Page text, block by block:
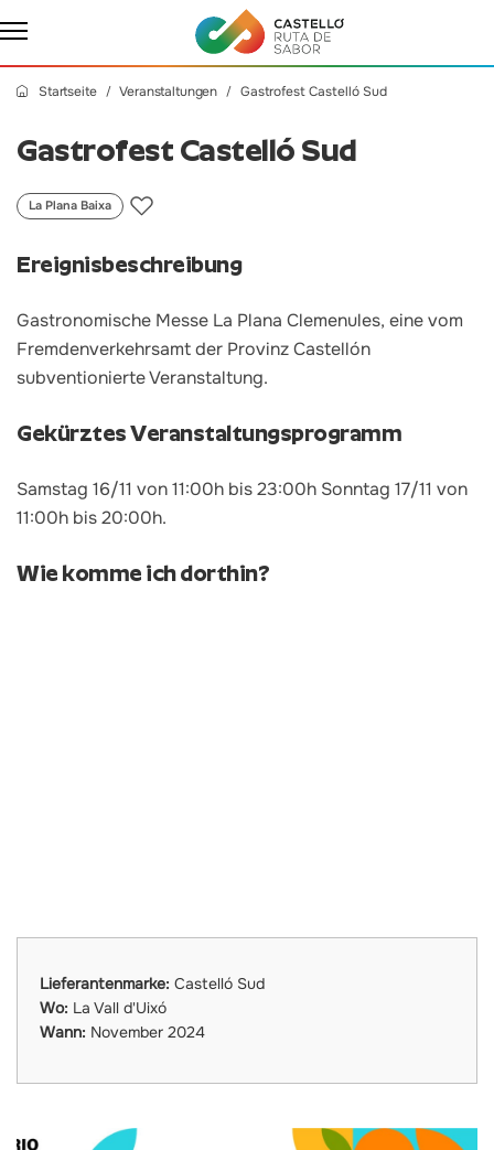
Startseite Veranstaltungen Gastrofest Castelló Sud
Gastrofest Castelló Sud
La Plana Baixa
Ereignisbeschreibung
Gastronomische Messe La Plana Clemenules, eine vom
Fremdenverkehrsamt der Provinz Castellón
subventionierte Veranstaltung.
Gekürztes Veranstaltungsprogramm
Samstag 16/11 von 11:00h bis 23:00h Sonntag 17/11 von
11:00h bis 20:00h.
Wie komme ich dorthin?
Lieferantenmarke: Castelló Sud
Wo: La Vall d'Uixó
Wann: November 2024